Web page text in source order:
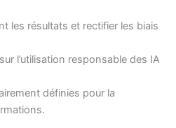
les résultats et rectifier les biais
l’utilisation responsable des IA
définies pour la